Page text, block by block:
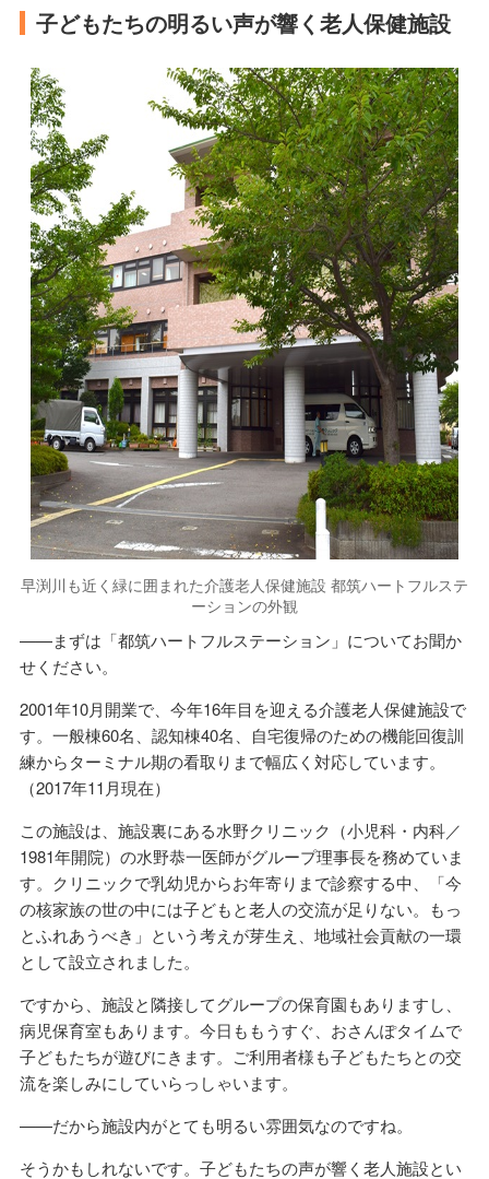
子どもたちの明るい声が響く老人保健施設
早渕川も近く緑に囲まれた介護老人保健施設 都筑ハートフルステ
ーションの外観
——まずは「都筑ハートフルステーション」についてお聞か
せください。
2001年10月開業で、今年16年目を迎える介護老人保健施設で
す。一般棟60名、認知棟40名、自宅復帰のための機能回復訓
練からターミナル期の看取りまで幅広く対応しています。
（2017年11月現在）
この施設は、施設裏にある水野クリニック（小児科・内科／
1981年開院）の水野恭一医師がグループ理事長を務めていま
す。クリニックで乳幼児からお年寄りまで診察する中、「今
の核家族の世の中には子どもと老人の交流が足りない。もっ
とふれあうべき」という考えが芽生え、地域社会貢献の一環
として設立されました。
ですから、施設と隣接してグループの保育園もありますし、
病児保育室もあります。今日ももうすぐ、おさんぽタイムで
子どもたちが遊びにきます。ご利用者様も子どもたちとの交
流を楽しみにしていらっしゃいます。
——だから施設内がとても明るい雰囲気なのですね。
そうかもしれないです。子どもたちの声が響く老人施設とい